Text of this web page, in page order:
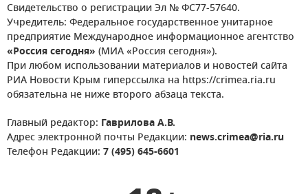
Свидетельство о регистрации Эл № ФС77-57640.
Учредитель: Федеральное государственное унитарное
предприятие Международное информационное агентство
«Россия сегодня» (МИА «Россия сегодня»).
При любом использовании материалов и новостей сайта
РИА Новости Крым гиперссылка на https://crimea.ria.ru
обязательна не ниже второго абзаца текста.
Главный редактор: Гаврилова А.В.
Адрес электронной почты Редакции: news.crimea@ria.ru
Телефон Редакции: 7 (495) 645-6601